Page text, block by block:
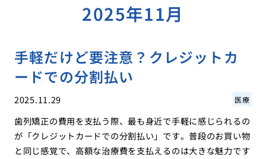
2025年11月
手軽だけど要注意？クレジットカ
ードでの分割払い
2025.11.29 医療
歯列矯正の費用を支払う際、最も身近で手軽に感じられるの
が「クレジットカードでの分割払い」です。普段のお買い物
と同じ感覚で、高額な治療費を支払えるのは大きな魅力です